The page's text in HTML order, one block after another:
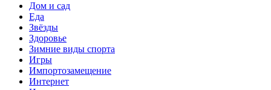
Дом и сад
Еда
Звёзды
Здоровье
Зимние виды спорта
Игры
Импортозамещение
Интернет